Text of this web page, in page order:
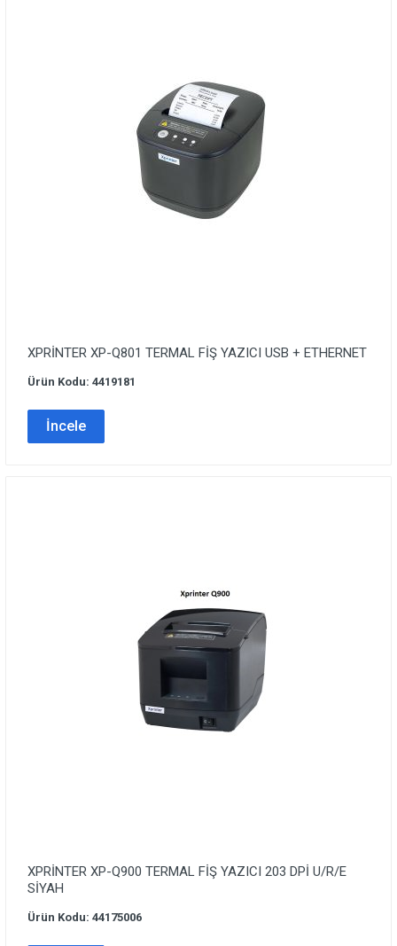
XPRİNTER XP-Q801 TERMAL FİŞ YAZICI USB + ETHERNET
Ürün Kodu: 4419181
İncele
XPRİNTER XP-Q900 TERMAL FİŞ YAZICI 203 DPİ U/R/E
SİYAH
Ürün Kodu: 44175006